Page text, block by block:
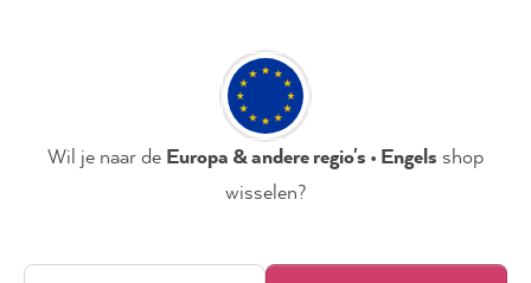
akkoord (op elk moment herroepbaar) met deze
Privacybeleid Colofon Instellen
Yes Share
Facebook
Schüttorf, DE,
Streichen Lack 1L
Wil je naar de Europa & andere regio's • Engels shop
wisselen?